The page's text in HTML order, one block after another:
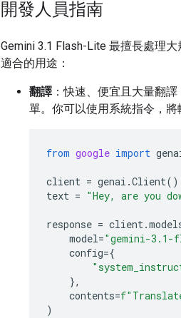
開發人員指南
Gemini 3.1 Flash-Lite 最擅長處理
適合的用途：
翻譯 ：快速、便宜且大量翻
單。你可以使用系統指令，
from google import
client = genai .Client()
text = "Hey, are you
response = client.
model="gemini-
config={
},
contents=f
)